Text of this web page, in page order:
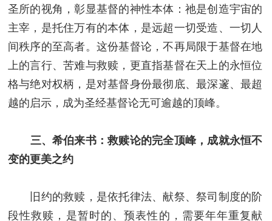
圣所的视角，彰显基督的神性本体：祂是创造宇宙的
主宰，是托住万有的本体，是远超一切受造、一切人
间秩序的至高者。这份基督论，不再局限于基督在地
上的言行、苦难与救赎，更直指基督在天上的永恒位
格与绝对权柄，是对基督身份最彻底、最深邃、最超
越的启示，成为圣经基督论无可逾越的顶峰。
三、希伯来书：救赎论的完全顶峰，成就永恒不
变的更美之约
旧约的救赎，是依托律法、献祭、祭司制度的阶
段性救赎，是暂时的、预表性的，需要年年重复献